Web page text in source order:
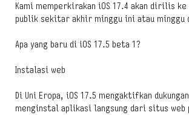
Kami memperkirakan iOS 17.4 akan dirilis
publik sekitar akhir minggu ini atau minggu
Apa yang baru di iOS 17.5 beta 1?
Instalasi web
Di Uni Eropa, iOS 17.5 mengaktifkan
menginstal aplikasi langsung dari situs web